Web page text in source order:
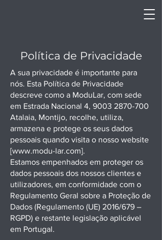
Política de Privacidade
A sua privacidade é importante para
nós. Esta Política de Privacidade
descreve como a ModuLar, com sede
em Estrada Nacional 4, 9003 2870-700
Atalaia, Montijo, recolhe, utiliza,
armazena e protege os seus dados
pessoais quando visita o nosso website
[www.modu-lar.com].
Estamos empenhados em proteger os
dados pessoais dos nossos clientes e
utilizadores, em conformidade com o
Regulamento Geral sobre a Proteção de
Dados (Regulamento (UE) 2016/679 –
RGPD) e restante legislação aplicável
em Portugal.